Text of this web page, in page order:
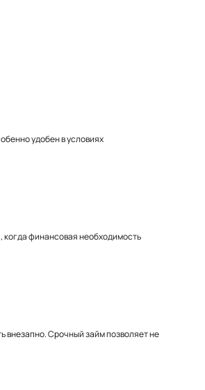
удобен в условиях
когда финансовая необходимость
внезапно. Срочный займ позволяет не